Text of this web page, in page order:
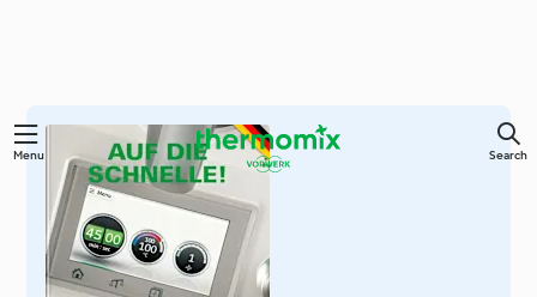
Skip
content
Menu Search